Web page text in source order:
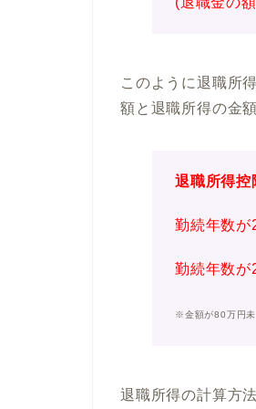
このように退職所
額と退職所得の金
退職所得控
勤続年数
勤続年数
※金額が80万円未
退職所得の計算方